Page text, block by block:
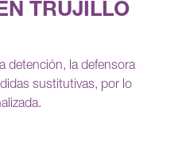
TRUJILLO
detención, la defensora
sustitutivas, por lo